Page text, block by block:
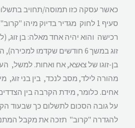
כאשר עסקה כזו תמוסה/תחויב בתשלום
סעיף 1 לחוק מגדיר בדיוק מיהו "קרוב"
רכישה והוא יהיה אחד מאלה: בן זוג,
זוג במשך 6 חודשים שקדמו למכירה),
בן-זוגו של צאצא, אח ואחות. למשל,
מהורה לילד, מסב לנכד, בין בני זוג,
אחים. כלומר, מידת הקרבה בין
על גובה הסכום לתשלום כך שבעוד
להגדרה "קרוב" תזכה את מקבל המתנה